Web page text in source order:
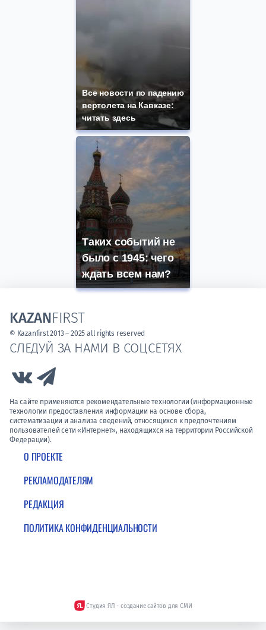
Все новости по падению
вертолета на Кавказе:
читать здесь
Таких событий не
было с 1945: чего
ждать всем нам?
О ПРОЕКТЕ
РЕКЛАМОДАТЕЛЯМ
РЕДАКЦИЯ
ПОЛИТИКА КОНФИДЕНЦИАЛЬНОСТИ
СЛЕДУЙ ЗА НАМИ В СОЦСЕТЯХ
Link to Vk
На сайте применяются рекомендательные технологии (информационные
технологии предоставления информации на основе сбора,
систематизации и анализа сведений, относящихся к предпочтениям
пользователей сети «Интернет», находящихся на территории Российской
Федерации).
KAZANFIRST
© Kazanfirst 2013 – 2025 all rights reserved
Студия ЯЛ - создание сайтов для СМИ